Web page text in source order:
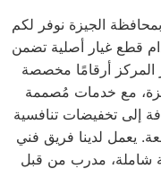
الجيزة نوفر لكم
قطع غيار أصلية تضمن
المركز أرقامًا مخصصة
مع خدمات مُصممة
إلى تخفيضات تنافسية
يعمل لدينا فريق فني
شاملة، مدرب من قبل